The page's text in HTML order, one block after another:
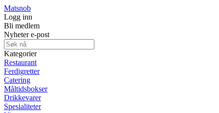
Matsnob
Logg inn
Bli medlem
Nyheter e-post
Kategorier
Restaurant
Ferdigretter
Catering
Måltidsbokser
Drikkevarer
Spesialiteter